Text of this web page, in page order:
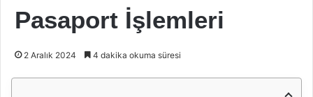
Pasaport İşlemleri
2 Aralık 2024 4 dakika okuma süresi